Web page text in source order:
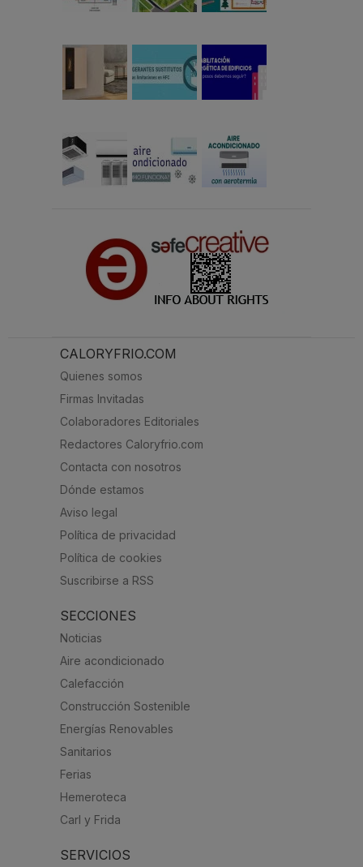
CALORYFRIO.COM
Quienes somos
Firmas Invitadas
Colaboradores Editoriales
Redactores Caloryfrio.com
Contacta con nosotros
Dónde estamos
Aviso legal
Política de privacidad
Política de cookies
Suscribirse a RSS
SECCIONES
Noticias
Aire acondicionado
Calefacción
Construcción Sostenible
Energías Renovables
Sanitarios
Ferias
Hemeroteca
Carl y Frida
SERVICIOS